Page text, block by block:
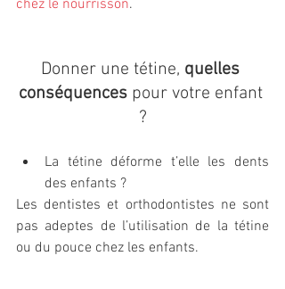
chez le nourrisson.
Donner une tétine, quelles
conséquences pour votre enfant
?
La tétine déforme t’elle les dents
des enfants ?
Les dentistes et orthodontistes ne sont
pas adeptes de l’utilisation de la tétine
ou du pouce chez les enfants.